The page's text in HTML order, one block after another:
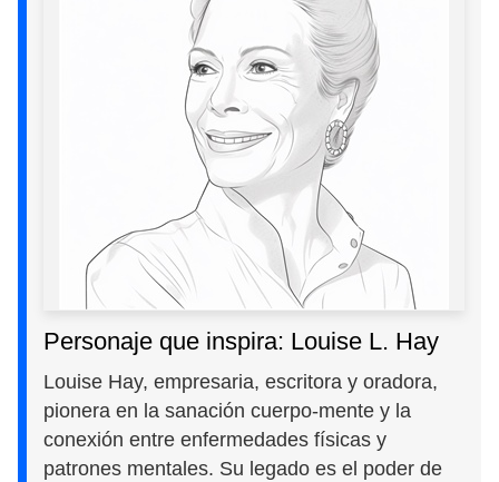
Personaje que inspira: Louise L. Hay
Louise Hay, empresaria, escritora y oradora,
pionera en la sanación cuerpo-mente y la
conexión entre enfermedades físicas y
patrones mentales. Su legado es el poder de